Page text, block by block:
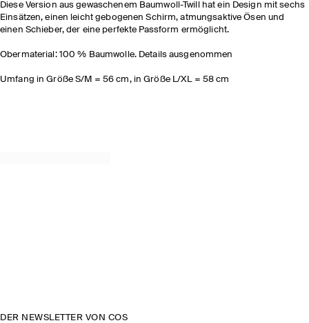
Diese Version aus gewaschenem Baumwoll-Twill hat ein Design mit sechs
Einsätzen, einen leicht gebogenen Schirm, atmungsaktive Ösen und
einen Schieber, der eine perfekte Passform ermöglicht.
Obermaterial: 100 % Baumwolle. Details ausgenommen
Umfang in Größe S/M = 56 cm, in Größe L/XL = 58 cm
DER NEWSLETTER VON COS